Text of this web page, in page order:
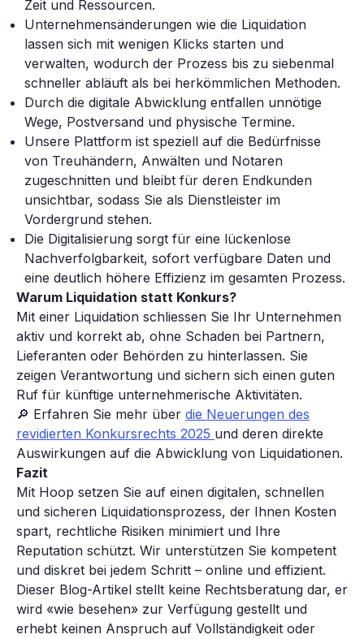
Zeit und Ressourcen.
Unternehmensänderungen wie die Liquidation
lassen sich mit wenigen Klicks starten und
verwalten, wodurch der Prozess bis zu siebenmal
schneller abläuft als bei herkömmlichen Methoden.
Durch die digitale Abwicklung entfallen unnötige
Wege, Postversand und physische Termine.
Unsere Plattform ist speziell auf die Bedürfnisse
von Treuhändern, Anwälten und Notaren
zugeschnitten und bleibt für deren Endkunden
unsichtbar, sodass Sie als Dienstleister im
Vordergrund stehen.
Die Digitalisierung sorgt für eine lückenlose
Nachverfolgbarkeit, sofort verfügbare Daten und
eine deutlich höhere Effizienz im gesamten Prozess.
Warum Liquidation statt Konkurs?
Mit einer Liquidation schliessen Sie Ihr Unternehmen
aktiv und korrekt ab, ohne Schaden bei Partnern,
Lieferanten oder Behörden zu hinterlassen. Sie
zeigen Verantwortung und sichern sich einen guten
Ruf für künftige unternehmerische Aktivitäten.
🔎 Erfahren Sie mehr über die Neuerungen des
revidierten Konkursrechts 2025 und deren direkte
Auswirkungen auf die Abwicklung von Liquidationen.
Fazit
Mit Hoop setzen Sie auf einen digitalen, schnellen
und sicheren Liquidationsprozess, der Ihnen Kosten
spart, rechtliche Risiken minimiert und Ihre
Reputation schützt. Wir unterstützen Sie kompetent
und diskret bei jedem Schritt – online und effizient.
Dieser Blog-Artikel stellt keine Rechtsberatung dar, er
wird «wie besehen» zur Verfügung gestellt und
erhebt keinen Anspruch auf Vollständigkeit oder